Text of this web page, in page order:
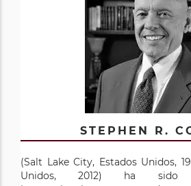
STEPHEN R.
(Salt Lake City, Estados Unidos,
Unidos, 2012) ha sido